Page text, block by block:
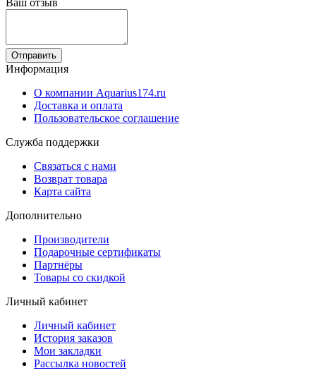
Отправить
Информация
О компании Aquarius174.ru
Доставка и оплата
Пользовательское соглашение
Служба поддержки
Связаться с нами
Возврат товара
Карта сайта
Дополнительно
Производители
Подарочные сертификаты
Партнёры
Товары со скидкой
Личный кабинет
Личный кабинет
История заказов
Мои закладки
Рассылка новостей